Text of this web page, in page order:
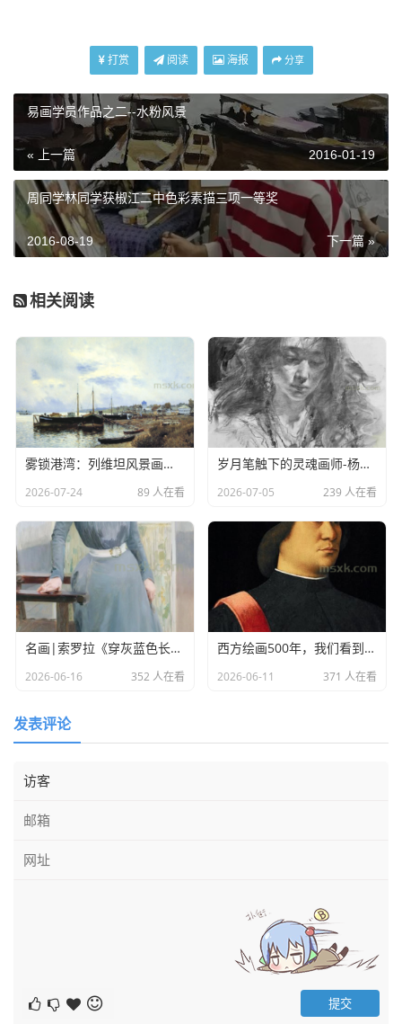
广告位
打赏 阅读 海报 分享
易画学员作品之二--水粉风景
« 上一篇 2016-01-19
周同学林同学获椒江二中色彩素描三项一等奖
下一篇 »
2016-08-19
相关阅读
雾锁港湾：列维坦风景画中的水岸诗意
2026-07-24 89 人在看
岁月笔触下的灵魂画师-杨国祥素描作品欣赏
2026-07-05 239 人在看
名画|索罗拉《穿灰蓝色长裙的克洛蒂尔德》
2026-06-16 352 人在看
西方绘画500年，我们看到了什么？
2026-06-11 371 人在看
发表评论